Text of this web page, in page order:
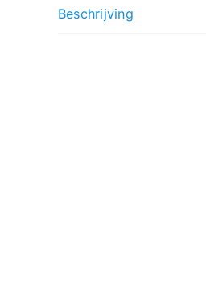
Beschrijving